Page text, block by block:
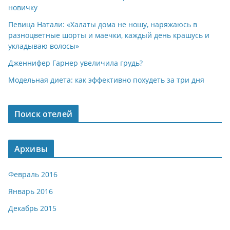
новичку
Певица Натали: «Халаты дома не ношу, наряжаюсь в
разноцветные шорты и маечки, каждый день крашусь и
укладываю волосы»
Дженнифер Гарнер увеличила грудь?
Модельная диета: как эффективно похудеть за три дня
Поиск отелей
Архивы
Февраль 2016
Январь 2016
Декабрь 2015